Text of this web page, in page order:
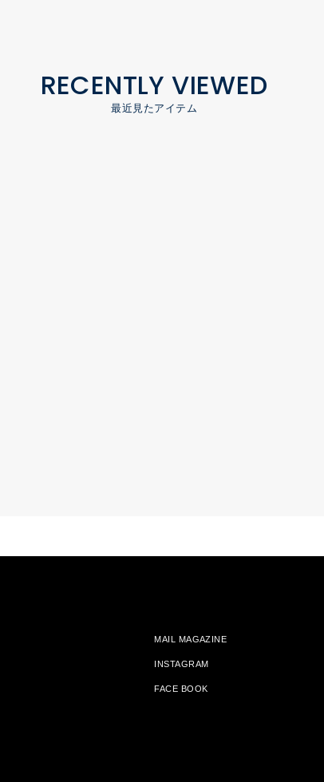
RECENTLY VIEWED
最近見たアイテム
MAIL MAGAZINE
INSTAGRAM
FACE BOOK